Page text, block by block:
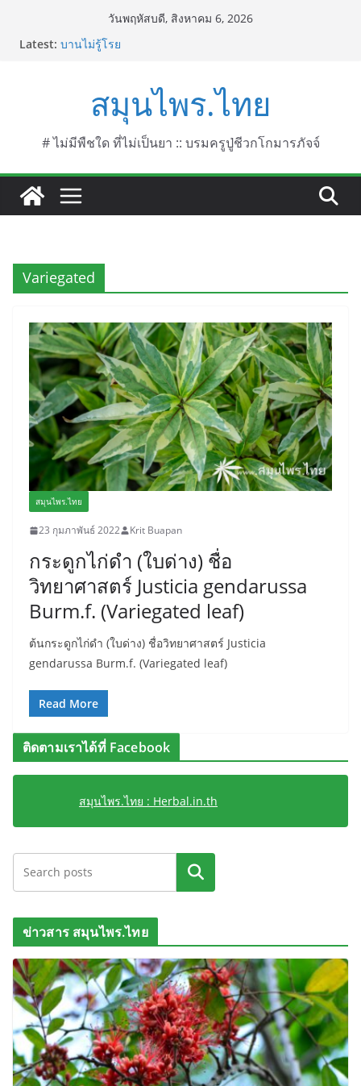
วันพฤหัสบดี, สิงหาคม 6, 2026
Latest: บานไม่รู้โรย
septentrionalis Donn. Smith.
บานไม่รู้โรยไฟเออร์เวิร์ค ชื่อวิทยาศาสตร์ Gomphrena
pulchella L. (Firework)
บานไม่รู้โรยป่า ชื่อวิทยาศาสตร์ Gomphrena
สมุนไพร.ไทย
# ไม่มีพืชใด ที่ไม่เป็นยา :: บรมครูปู่ชีวกโกมารภัจจ์
Variegated
สมุนไพร.ไทย
23 กุมภาพันธ์ 2022 Krit Buapan
กระดูกไก่ดำ (ใบด่าง) ชื่อ
วิทยาศาสตร์ Justicia gendarussa
Burm.f. (Variegated leaf)
ต้นกระดูกไก่ดำ (ใบด่าง) ชื่อวิทยาศาสตร์ Justicia
gendarussa Burm.f. (Variegated leaf)
Read More
ติดตามเราได้ที่ Facebook
สมุนไพร.ไทย : Herbal.in.th
ค้นหา
ข่าวสาร สมุนไพร.ไทย